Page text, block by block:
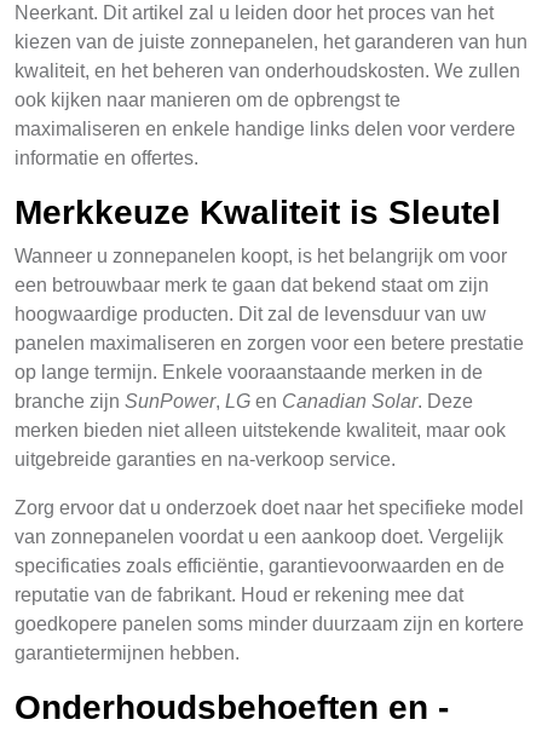
Neerkant. Dit artikel zal u leiden door het proces van het
kiezen van de juiste zonnepanelen, het garanderen van hun
kwaliteit, en het beheren van onderhoudskosten. We zullen
ook kijken naar manieren om de opbrengst te
maximaliseren en enkele handige links delen voor verdere
informatie en offertes.
Merkkeuze Kwaliteit is Sleutel
Wanneer u zonnepanelen koopt, is het belangrijk om voor
een betrouwbaar merk te gaan dat bekend staat om zijn
hoogwaardige producten. Dit zal de levensduur van uw
panelen maximaliseren en zorgen voor een betere prestatie
op lange termijn. Enkele vooraanstaande merken in de
branche zijn SunPower, LG en Canadian Solar. Deze
merken bieden niet alleen uitstekende kwaliteit, maar ook
uitgebreide garanties en na-verkoop service.
Zorg ervoor dat u onderzoek doet naar het specifieke model
van zonnepanelen voordat u een aankoop doet. Vergelijk
specificaties zoals efficiëntie, garantievoorwaarden en de
reputatie van de fabrikant. Houd er rekening mee dat
goedkopere panelen soms minder duurzaam zijn en kortere
garantietermijnen hebben.
Onderhoudsbehoeften en -